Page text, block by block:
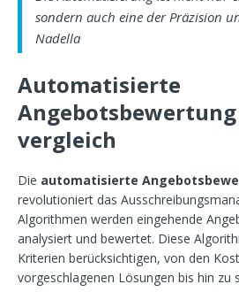
sondern auch eine der Präzision
Nadella
Automatisierte
vergleich
Die automatisierte
revolutioniert das
Algorithmen werden eingehende
analysiert und bewertet. Diese
Kriterien berücksichtigen, von den
vorgeschlagenen Lösungen bis hin zu